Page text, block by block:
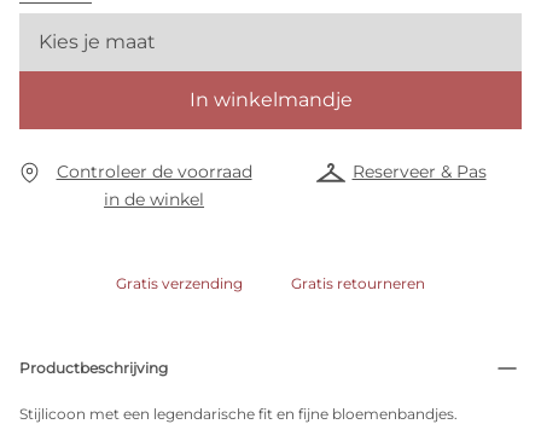
Kies je maat
In winkelmandje
Controleer de voorraad
in de winkel
Reserveer & Pas
Gratis verzending Gratis retourneren
Productbeschrijving
Stijlicoon met een legendarische fit en fijne bloemenbandjes.